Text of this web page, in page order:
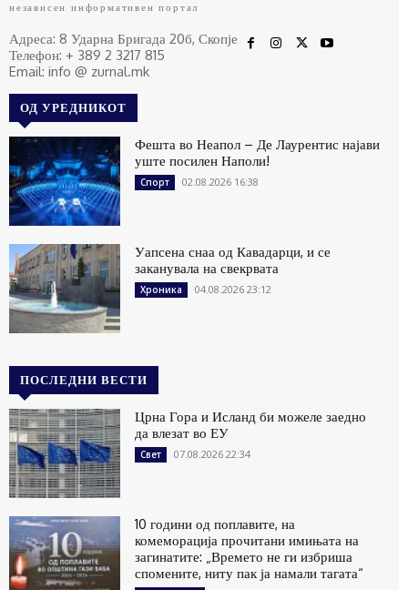
независен информативен портал
Адреса: 8 Ударна Бригада 20б, Скопје
Телефон: + 389 2 3217 815
Email: info @ zurnal.mk
ОД УРЕДНИКОТ
Фешта во Неапол – Де Лаурентис најави
уште посилен Наполи!
Спорт 02.08.2026 16:38
Уапсена снаа од Кавадарци, и се
заканувала на свекрвата
Хроника 04.08.2026 23:12
ПОСЛЕДНИ ВЕСТИ
Црна Гора и Исланд би можеле заедно
да влезат во ЕУ
Свет 07.08.2026 22:34
10 години од поплавите, на
комеморација прочитани имињата на
загинатите: „Времето не ги избриша
спомените, ниту пак ја намали тагата“